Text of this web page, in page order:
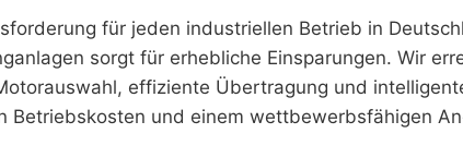
für jeden industriellen Betrieb in
sorgt für erhebliche Einsparungen. Wir
effiziente Übertragung und
Betriebskosten und einem wettbewerbsfähigen